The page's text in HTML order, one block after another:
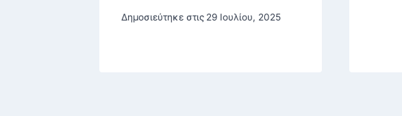
Δημοσιεύτηκε στις 29 Ιουλίου, 2025